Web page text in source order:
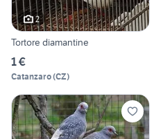
2
Tortore diamantine
1 €
Catanzaro(CZ)